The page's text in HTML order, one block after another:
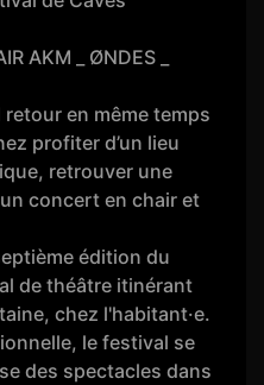
AKM _ ØNDES _
en même temps
profiter d’un lieu
retrouver une
concert en chair et
édition du
de théâtre itinérant
chez l'habitant·e.
le festival se
des spectacles dans